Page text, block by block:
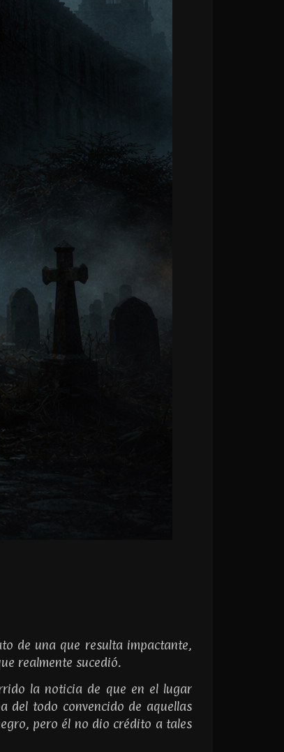
de una que resulta impactante,
realmente sucedió.
la noticia de que en el lugar
del todo convencido de aquellas
pero él no dio crédito a tales